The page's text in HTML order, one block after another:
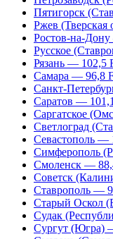
Пятигорск
Ржев
Ростов-на-
Русское
Рязань — 102,5
Самара — 96,8
Санкт-
Саратов —
Саргатское
Светлоград
Севастополь —
Симферополь
Смоленск —
Советск
Ставрополь —
Старый Оскол
Судак
Сургут (Югра)